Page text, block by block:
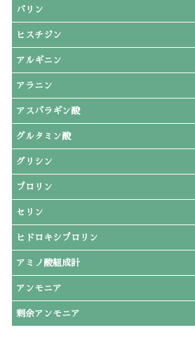
バリン
ヒスチジン
アルギニン
アラニン
アスパラギン酸
グルタミン酸
グリシン
プロリン
セリン
ヒドロキシプロリン
アミノ酸組成計
アンモニア
剰余アンモニア